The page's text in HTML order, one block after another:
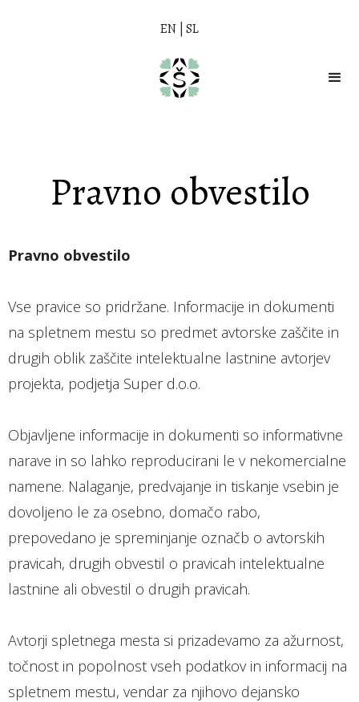
EN SL
Pravno obvestilo
Pravno obvestilo
Vse pravice so pridržane. Informacije in dokumenti
na spletnem mestu so predmet avtorske zaščite in
drugih oblik zaščite intelektualne lastnine avtorjev
projekta, podjetja Super d.o.o.
Objavljene informacije in dokumenti so informativne
narave in so lahko reproducirani le v nekomercialne
namene. Nalaganje, predvajanje in tiskanje vsebin je
dovoljeno le za osebno, domačo rabo,
prepovedano je spreminjanje označb o avtorskih
pravicah, drugih obvestil o pravicah intelektualne
lastnine ali obvestil o drugih pravicah.
Avtorji spletnega mesta si prizadevamo za ažurnost,
točnost in popolnost vseh podatkov in informacij na
spletnem mestu, vendar za njihovo dejansko